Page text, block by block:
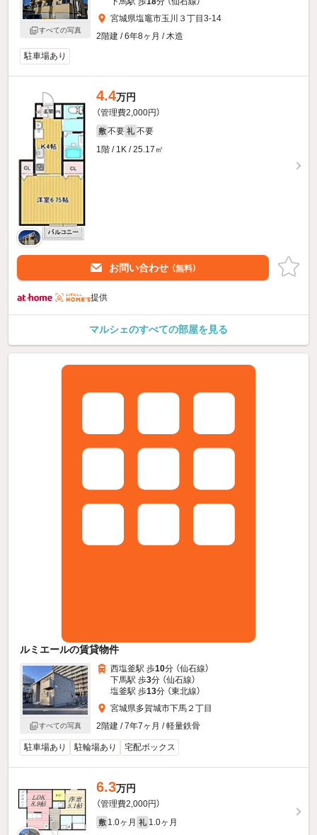
すべての写真
宮城県塩竈市玉川３丁目3-14
2階建 / 6年8ヶ月 / 木造
駐車場あり
4.4万円
（管理費2,000円）
敷 不要 礼 不要
1階 / 1K / 25.17㎡
お問い合わせ （無料）
提供
マルシェのすべての部屋を見る
ルミエールの賃貸物件
すべての写真
西塩釜駅 歩10分 （仙石線）
下馬駅 歩3分 （仙石線）
塩釜駅 歩13分 （東北線）
宮城県多賀城市下馬２丁目
2階建 / 7年7ヶ月 / 軽量鉄骨
駐車場あり 駐輪場あり 宅配ボックス
6.3万円
（管理費2,000円）
敷 1.0ヶ月 礼 1.0ヶ月